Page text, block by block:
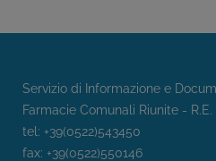
Servizio di Informazione e
Farmacie Comunali Riunite - R.E.
tel: +39(0522)543450
fax: +39(0522)550146